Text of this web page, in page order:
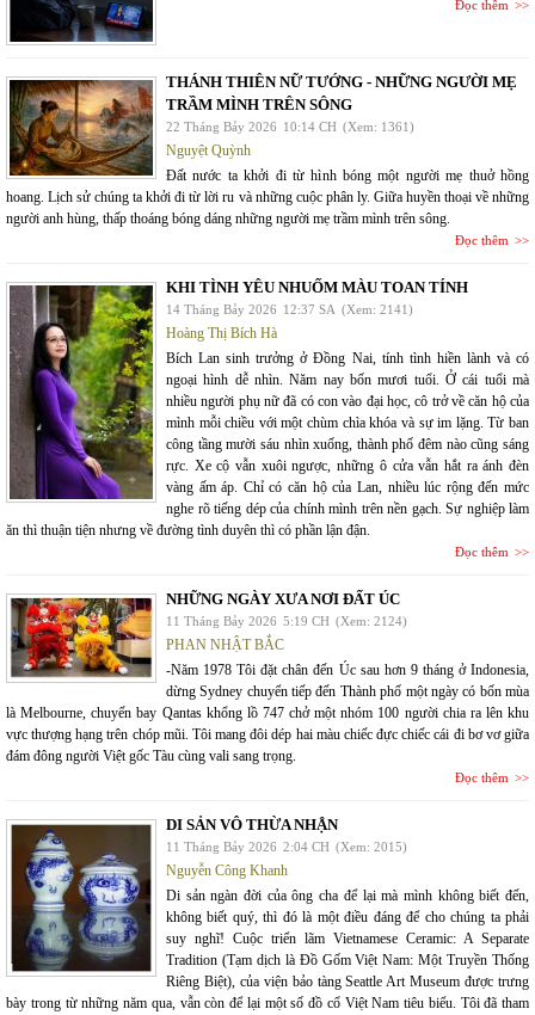
Đọc thêm
THÁNH THIÊN NỮ TƯỚNG - NHỮNG NGƯỜI MẸ
TRẦM MÌNH TRÊN SÔNG
22 Tháng Bảy 2026 10:14 CH (Xem: 1361)
Nguyệt Quỳnh
Đất nước ta khởi đi từ hình bóng một người mẹ thuở hồng
hoang. Lịch sử chúng ta khởi đi từ lời ru và những cuộc phân ly. Giữa huyền thoại về những
người anh hùng, thấp thoáng bóng dáng những người mẹ trầm mình trên sông.
Đọc thêm
KHI TÌNH YÊU NHUỐM MÀU TOAN TÍNH
14 Tháng Bảy 2026 12:37 SA (Xem: 2141)
Hoàng Thị Bích Hà
Bích Lan sinh trưởng ở Đồng Nai, tính tình hiền lành và có
ngoại hình dễ nhìn. Năm nay bốn mươi tuổi. Ở cái tuổi mà
nhiều người phụ nữ đã có con vào đại học, cô trở về căn hộ của
mình mỗi chiều với một chùm chìa khóa và sự im lặng. Từ ban
công tầng mười sáu nhìn xuống, thành phố đêm nào cũng sáng
rực. Xe cộ vẫn xuôi ngược, những ô cửa vẫn hắt ra ánh đèn
vàng ấm áp. Chỉ có căn hộ của Lan, nhiều lúc rộng đến mức
nghe rõ tiếng dép của chính mình trên nền gạch. Sự nghiệp làm
ăn thì thuận tiện nhưng về đường tình duyên thì có phần lận đận.
Đọc thêm
NHỮNG NGÀY XƯA NƠI ĐẤT ÚC
11 Tháng Bảy 2026 5:19 CH (Xem: 2124)
PHAN NHẬT BẮC
-Năm 1978 Tôi đặt chân đến Úc sau hơn 9 tháng ở Indonesia,
dừng Sydney chuyển tiếp đến Thành phố một ngày có bốn mùa
là Melbourne, chuyến bay Qantas khổng lồ 747 chở một nhóm 100 người chia ra lên khu
vực thượng hạng trên chóp mũi. Tôi mang đôi dép hai màu chiếc đực chiếc cái đi bơ vơ giữa
đám đông người Việt gốc Tàu cùng vali sang trọng.
Đọc thêm
DI SẢN VÔ THỪA NHẬN
11 Tháng Bảy 2026 2:04 CH (Xem: 2015)
Nguyễn Công Khanh
Di sản ngàn đời của ông cha để lại mà mình không biết đến,
không biết quý, thì đó là một điều đáng để cho chúng ta phải
suy nghĩ! Cuộc triển lãm Vietnamese Ceramic: A Separate
Tradition (Tạm dịch là Đồ Gốm Việt Nam: Một Truyền Thống
Riêng Biệt), của viện bảo tàng Seattle Art Museum được trưng
bày trong từ những năm qua, vẫn còn để lại một số đồ cổ Việt Nam tiêu biểu. Tôi đã tham